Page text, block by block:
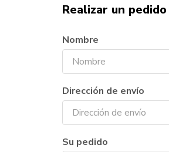
Realizar un pedido
Nombre
Dirección de envío
Su pedido